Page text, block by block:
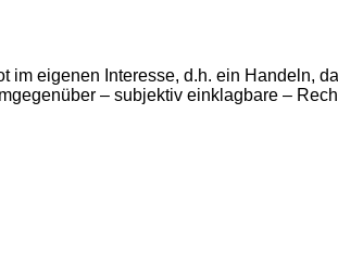
eigenen Interesse, d.h. ein Handeln,
– subjektiv einklagbare –